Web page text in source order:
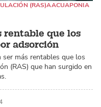
rentable que los
adsorción
(RAS)AACUAPONIA
ser más rentables que los
(RAS) que han surgido en